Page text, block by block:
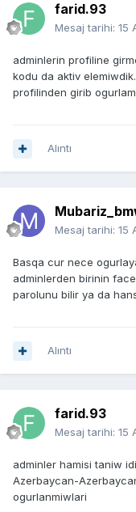
farid.93
Mesaj tarihi: 15
adminlerin profiline
kodu da aktiv
profilinden girib
Alıntı
Mesaj tarihi: 15
Basqa cur nece
adminlerden birinin
parolunu bilir ya da
Alıntı
farid.93
Mesaj tarihi: 15
adminler hamisi taniw
Azerbaycan-
ogurlanmiwlari